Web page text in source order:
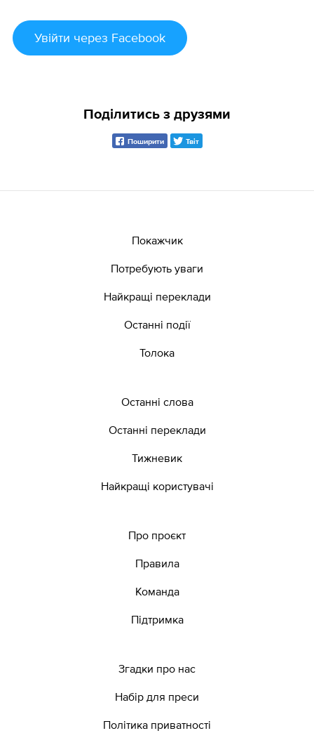
Увійти через Facebook
Поділитись з друзями
Поширити Твіт
Покажчик
Потребують уваги
Найкращі переклади
Останні події
Толока
Останні слова
Останні переклади
Тижневик
Найкращі користувачі
Про проєкт
Правила
Команда
Підтримка
Згадки про нас
Набір для преси
Політика приватності